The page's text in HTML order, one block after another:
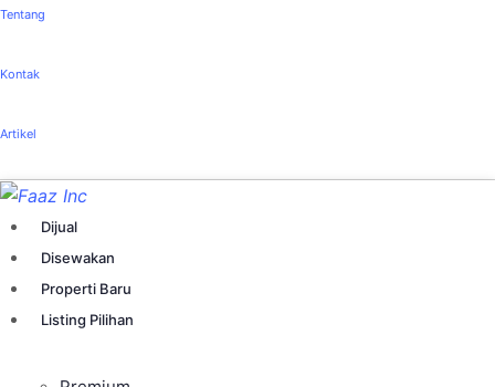
Tentang
Kontak
Artikel
Dijual
Disewakan
Properti Baru
Listing Pilihan